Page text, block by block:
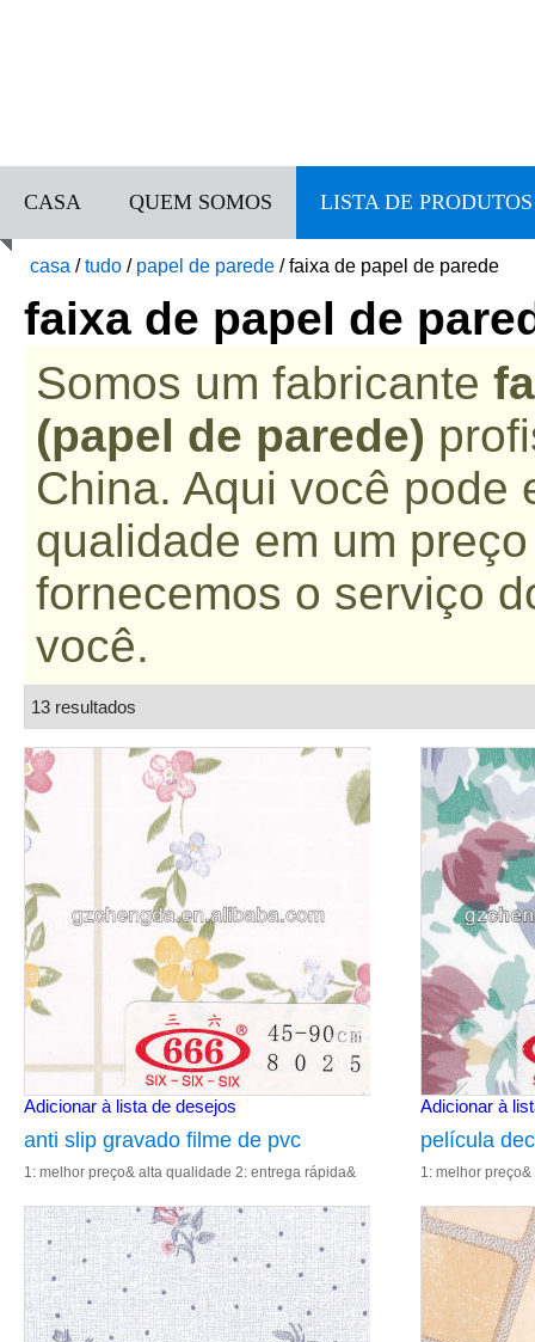
CASA QUEM SOMOS LISTA DE PRODUTOS
casa /tudo / papel de parede /faixa de papel de parede
faixa de papel de
Somos um fabricante
(papel de parede)
China. Aqui você pode
qualidade em um
fornecemos o serviço
você.
13 resultados
Adicionar à lista de desejos
anti slip gravado filme de pvc
1: melhor preço& alta qualidade 2: entrega rápida&
excelente serviço 3: cor de impressão 4: fábrica de
vender diretamente 5: re
Adicionar à
película
porta
1: melhor
excelente
vender